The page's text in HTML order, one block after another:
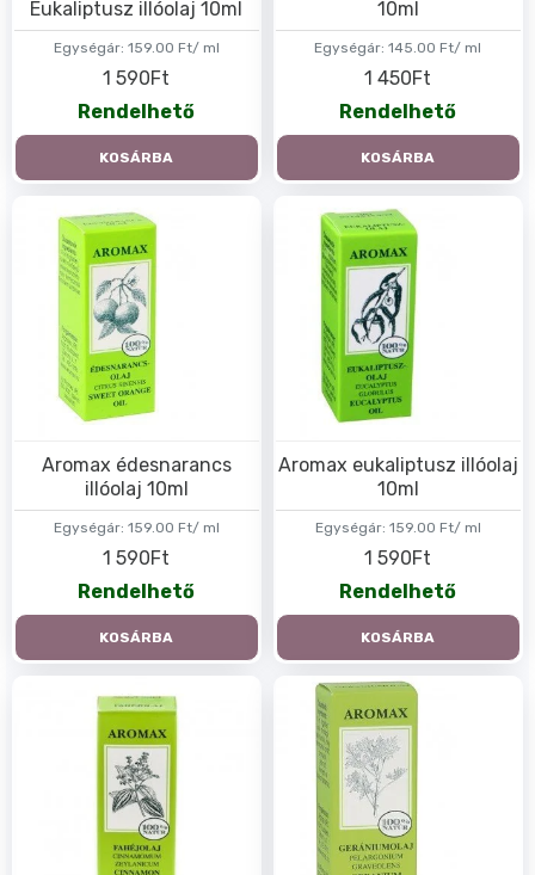
Egységár: 159.00 Ft/ ml
Eukaliptusz illóolaj 10ml
1 590Ft
Rendelhető
KOSÁRBA
Egységár: 145.00 Ft/ ml
10ml
1 450Ft
Rendelhető
KOSÁRBA
Egységár: 159.00 Ft/ ml
Aromax édesnarancs
illóolaj 10ml
1 590Ft
Rendelhető
KOSÁRBA
Egységár: 159.00 Ft/ ml
Aromax eukaliptusz illóolaj
10ml
1 590Ft
Rendelhető
KOSÁRBA